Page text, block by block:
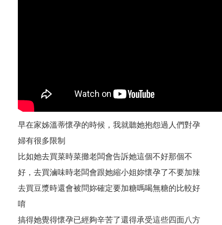
早在家姊溫蒂懷孕的時候，我就聽她抱怨過人們對孕
婦有很多限制
比如她去買菜時菜攤老闆會告訴她這個不好那個不
好，去買滷味時老闆會跟她縮小姐妳懷孕了不要加辣
去買豆漿時還會被問妳確定要加糖嗎喝無糖的比較好
唷
搞得她覺得懷孕已經夠辛苦了還得承受這些四面八方